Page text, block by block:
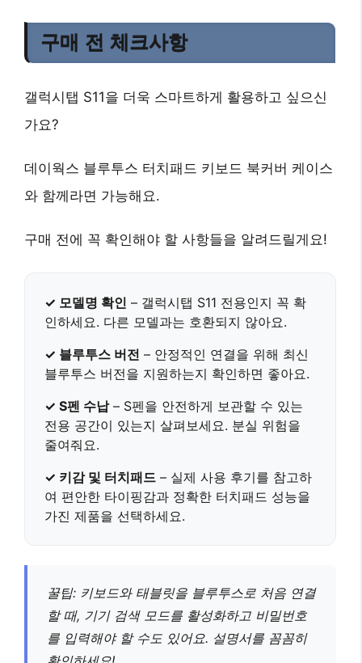
구매 전 체크사항
갤럭시탭 S11을 더욱 스마트하게 활용하고 싶으신
가요?
데이웍스 블루투스 터치패드 키보드 북커버 케이스
와 함께라면 가능해요.
구매 전에 꼭 확인해야 할 사항들을 알려드릴게요!
✓ 모델명 확인 – 갤럭시탭 S11 전용인지 꼭 확
인하세요. 다른 모델과는 호환되지 않아요.
✓ 블루투스 버전 – 안정적인 연결을 위해 최신
블루투스 버전을 지원하는지 확인하면 좋아요.
✓ S펜 수납– S펜을 안전하게 보관할 수 있는
전용 공간이 있는지 살펴보세요. 분실 위험을
줄여줘요.
✓ 키감 및 터치패드 – 실제 사용 후기를 참고하
여 편안한 타이핑감과 정확한 터치패드 성능을
가진 제품을 선택하세요.
꿀팁: 키보드와 태블릿을 블루투스로 처음 연결
할 때, 기기 검색 모드를 활성화하고 비밀번호
를 입력해야 할 수도 있어요. 설명서를 꼼꼼히